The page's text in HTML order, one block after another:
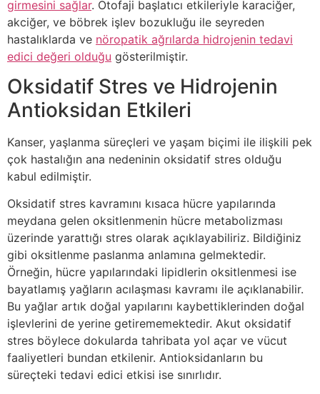
girmesini sağlar. Otofaji başlatıcı etkileriyle karaciğer,
akciğer, ve böbrek işlev bozukluğu ile seyreden
hastalıklarda ve nöropatik ağrılarda hidrojenin tedavi
edici değeri olduğu gösterilmiştir.
Oksidatif Stres ve Hidrojenin
Antioksidan Etkileri
Kanser, yaşlanma süreçleri ve yaşam biçimi ile ilişkili pek
çok hastalığın ana nedeninin oksidatif stres olduğu
kabul edilmiştir.
Oksidatif stres kavramını kısaca hücre yapılarında
meydana gelen oksitlenmenin hücre metabolizması
üzerinde yarattığı stres olarak açıklayabiliriz. Bildiğiniz
gibi oksitlenme paslanma anlamına gelmektedir.
Örneğin, hücre yapılarındaki lipidlerin oksitlenmesi ise
bayatlamış yağların acılaşması kavramı ile açıklanabilir.
Bu yağlar artık doğal yapılarını kaybettiklerinden doğal
işlevlerini de yerine getirememektedir. Akut oksidatif
stres böylece dokularda tahribata yol açar ve vücut
faaliyetleri bundan etkilenir. Antioksidanların bu
süreçteki tedavi edici etkisi ise sınırlıdır.